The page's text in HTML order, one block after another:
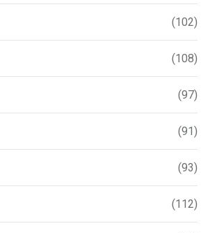
(102)
(108)
(97)
(91)
(93)
(112)